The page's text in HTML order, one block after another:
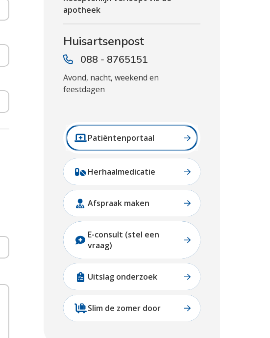
apotheek
Huisartsenpost
088 - 8765151
Avond, nacht, weekend en
feestdagen
Patiëntenportaal
Herhaalmedicatie
Afspraak maken
E-consult (stel een
vraag)
Uitslag onderzoek
Slim de zomer door